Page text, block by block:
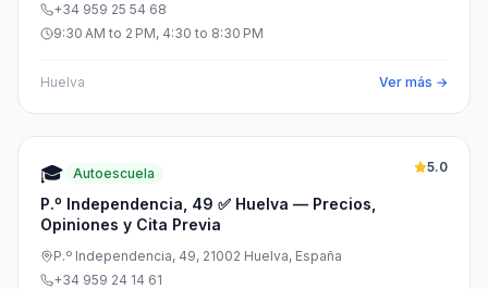
+34 959 25 54 68
9:30 AM to 2 PM, 4:30 to 8:30 PM
Huelva Ver más →
🎓 Autoescuela
P.º Independencia, 49 ✅ Huelva — Precios,
Opiniones y Cita Previa
5.0
P.º Independencia, 49, 21002 Huelva, España
+34 959 24 14 61